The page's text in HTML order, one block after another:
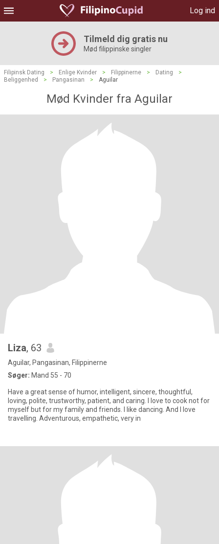
Log ind
Tilmeld dig gratis nu
Mød filippinske singler
Filipinsk Dating > Enlige Kvinder > Filippinerne > Dating
>
Beliggenhed
> Pangasinan > Aguilar
Mød Kvinder fra Aguilar
Liza, 63
Aguilar, Pangasinan, Filippinerne
Søger: Mand 55 - 70
Have a great sense of humor, intelligent, sincere, thoughtful,
loving, polite, trustworthy, patient, and caring. I love to cook not for
myself but for my family and friends. I like dancing. And I love
travelling. Adventurous, empathetic, very in